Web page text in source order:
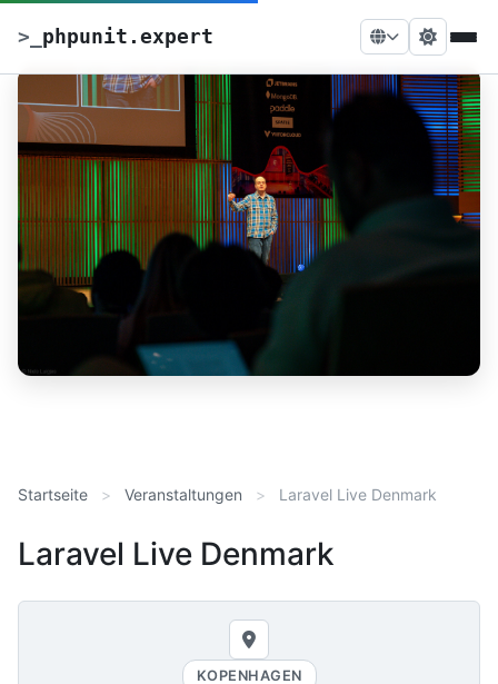
> phpunit.expert
Startseite Veranstaltungen Laravel Live Denmark
Laravel Live Denmark
KOPENHAGEN